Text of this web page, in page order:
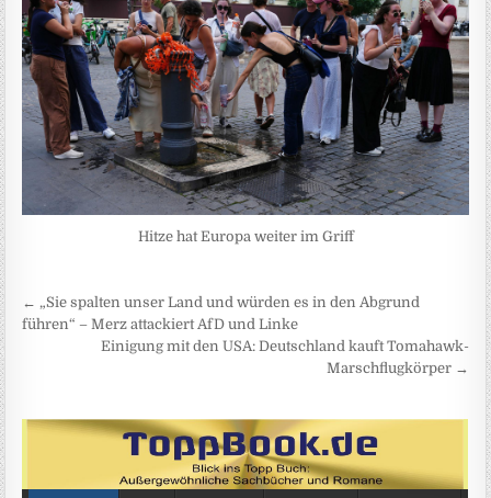
Hitze hat Europa weiter im Griff
Beitragsnavigation
← „Sie spalten unser Land und würden es in den Abgrund
führen“ – Merz attackiert AfD und Linke
Einigung mit den USA: Deutschland kauft Tomahawk-
Marschflugkörper →